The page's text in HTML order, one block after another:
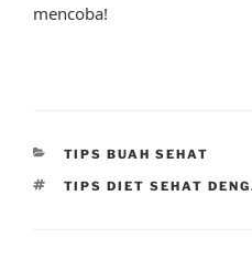
mencoba!
CATEGORIES
TIPS BUAH SEHAT
TAGS
TIPS DIET SEHAT